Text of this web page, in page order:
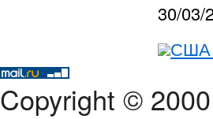
30/03/
США
Copyright ©